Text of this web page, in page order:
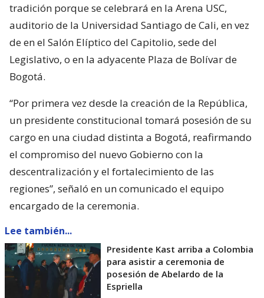
tradición porque se celebrará en la Arena USC,
auditorio de la Universidad Santiago de Cali, en vez
de en el Salón Elíptico del Capitolio, sede del
Legislativo, o en la adyacente Plaza de Bolívar de
Bogotá.
“Por primera vez desde la creación de la República,
un presidente constitucional tomará posesión de su
cargo en una ciudad distinta a Bogotá, reafirmando
el compromiso del nuevo Gobierno con la
descentralización y el fortalecimiento de las
regiones”, señaló en un comunicado el equipo
encargado de la ceremonia.
Lee también...
Presidente Kast arriba a Colombia
para asistir a ceremonia de
posesión de Abelardo de la
Espriella